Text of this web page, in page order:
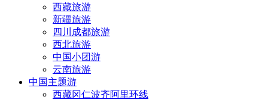
西藏旅游
新疆旅游
四川成都旅游
西北旅游
中国小团游
云南旅游
中国主题游
西藏冈仁波齐阿里环线